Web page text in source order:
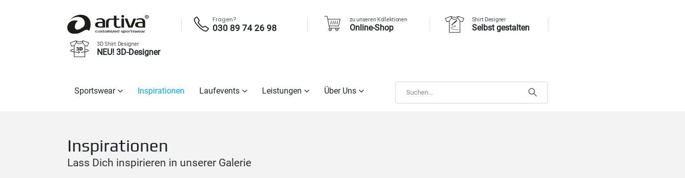
Fragen?
030 89 74 26 98
zu unseren Kollektionen
Online-Shop
Shirt Designer
Selbst gestalten
3D Shirt Designer
NEU! 3D-Designer
Sportswear Inspirationen Laufevents Leistungen Über Uns
Inspirationen
Lass Dich inspirieren in unserer Galerie